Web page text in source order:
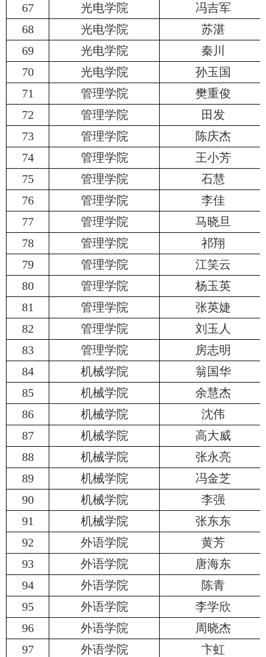
67 光电学院
冯吉军
68
光电学院
苏湛
69
光电学院
秦川
70
光电学院
孙玉国
71
管理学院
樊重俊
72
管理学院
田发
73
管理学院
陈庆杰
74
管理学院
王小芳
75
管理学院
石慧
76
管理学院
李佳
77
管理学院
马晓旦
78
管理学院
祁翔
79
管理学院
江笑云
80
管理学院
杨玉英
81
管理学院
张英婕
82
管理学院
刘玉人
83
管理学院
房志明
84
机械学院
翁国华
85
机械学院
余慧杰
86
机械学院
沈伟
87
机械学院
高大威
88
机械学院
张永亮
89
机械学院
冯金芝
90
机械学院
李强
91
机械学院
张东东
92
外语学院
黄芳
93
外语学院
唐海东
94
外语学院
陈青
95
外语学院
李学欣
96
外语学院
周晓杰
97
外语学院
卞虹